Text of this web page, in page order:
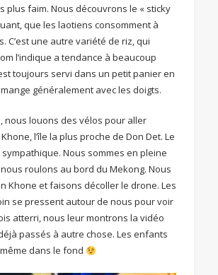
plus faim. Nous découvrons le « sticky
que les laotiens consomment à
C’est une autre variété de riz, qui
l’indique a tendance à beaucoup
toujours servi dans un petit panier en
généralement avec les doigts.
nous louons des vélos pour aller
l’île la plus proche de Don Det. Le
Nous sommes en pleine
roulons au bord du Mekong. Nous
Khone et faisons décoller le drone. Les
se pressent autour de nous pour voir
atterri, nous leur montrons la vidéo
passés à autre chose. Les enfants
dans le fond